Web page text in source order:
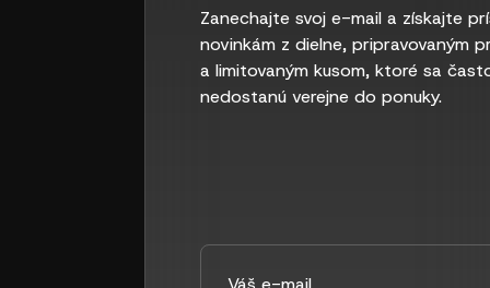
Zanechajte svoj e-mail a získajte
novinkám z dielne, pripravovaným
a limitovaným kusom, ktoré sa
nedostanú verejne do ponuky.